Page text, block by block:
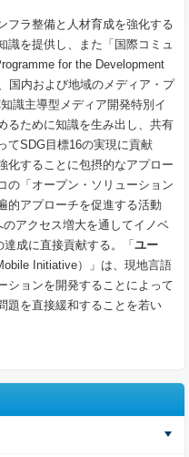
フラ整備と人材育成を強化する
識を提供し、また「国際コミュ
for the Development
国内および地域のメディア・プ
識主導型メディア開発特別イ
るために知識を生み出し、共有
てSDG目標16の実現に貢献
化することに包摂的なアプロー
の「オープン・ソリューション
的アプローチを促進する活動
アクセス増大を通してイノベ
成に直接貢献する。「 ユー
Initiative）」は、現地言語
ションを開発することによって
題を直接緩和することを若い